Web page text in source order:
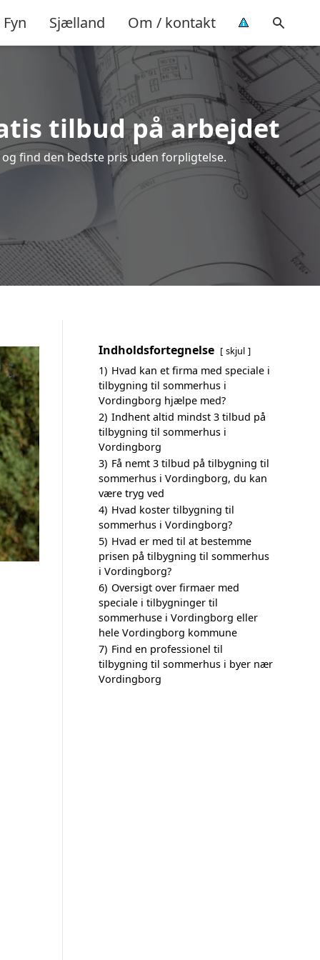
Fyn Sjælland Om / kontakt
tilbud på arbejdet
find den bedste pris uden forpligtelse.
Indholdsfortegnelse skjul
1) Hvad kan et firma med speciale i
tilbygning til sommerhus i
Vordingborg hjælpe med?
2) Indhent altid mindst 3 tilbud på
tilbygning til sommerhus i
Vordingborg
3) Få nemt 3 tilbud på tilbygning til
sommerhus i Vordingborg, du kan
være tryg ved
4) Hvad koster tilbygning til
sommerhus i Vordingborg?
5) Hvad er med til at bestemme
prisen på tilbygning til sommerhus
i Vordingborg?
6) Oversigt over firmaer med
speciale i tilbygninger til
sommerhuse i Vordingborg eller
hele Vordingborg kommune
7) Find en professionel til
tilbygning til sommerhus i byer nær
Vordingborg